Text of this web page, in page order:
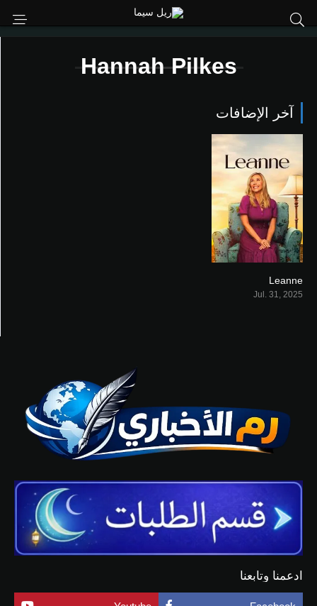
Hannah Pilkes
آخر الإضافات
Leanne
Jul. 31, 2025
ادعمنا وتابعنا